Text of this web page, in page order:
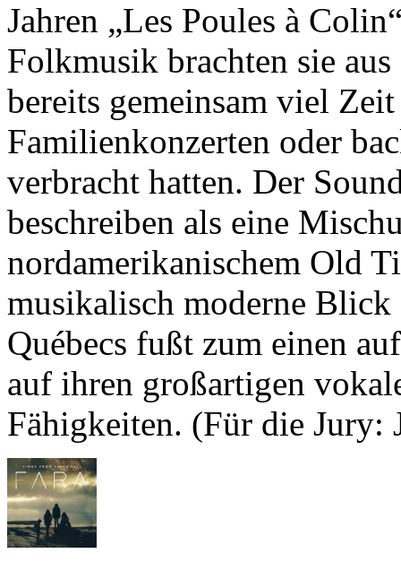
Jahren „Les Poules à
Folkmusik brachten sie
bereits gemeinsam viel
Familienkonzerten oder
verbracht hatten. Der
beschreiben als eine
nordamerikanischem Old
musikalisch moderne
Québecs fußt zum einen
auf ihren großartigen
Fähigkeiten. (Für die Jury: